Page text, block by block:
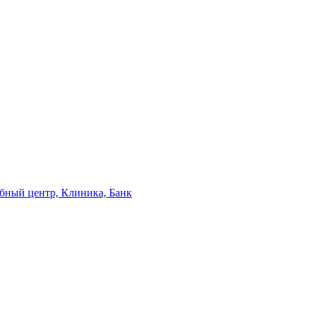
центр, Клиника, Банк